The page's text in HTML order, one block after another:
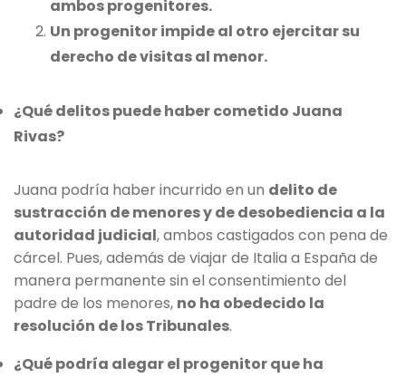
ambos progenitores.
Un progenitor impide al otro ejercitar su
derecho de visitas al menor.
¿Qué delitos puede haber cometido Juana
Rivas?
Juana podría haber incurrido en un delito de
sustracción de menores y de desobediencia a la
autoridad judicial, ambos castigados con pena de
cárcel. Pues, además de viajar de Italia a España de
manera permanente sin el consentimiento del
padre de los menores, no ha obedecido la
resolución de los Tribunales.
¿Qué podría alegar el progenitor que ha